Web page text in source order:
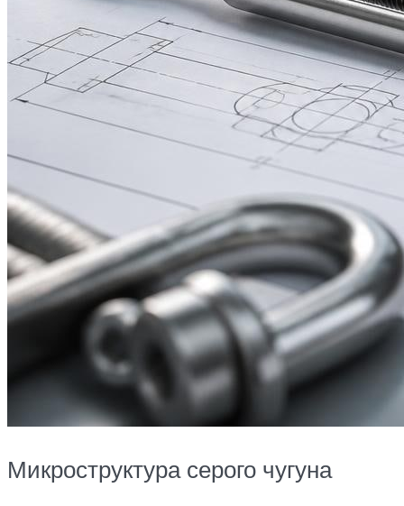
Микроструктура серого чугуна